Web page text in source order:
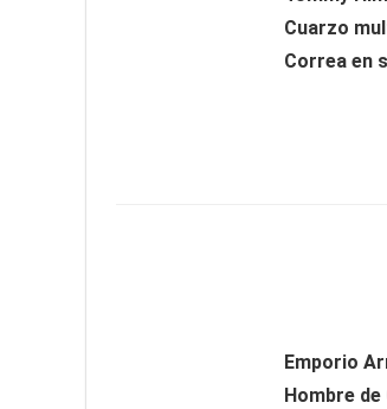
Cuarzo
Correa en
Emporio
Hombre